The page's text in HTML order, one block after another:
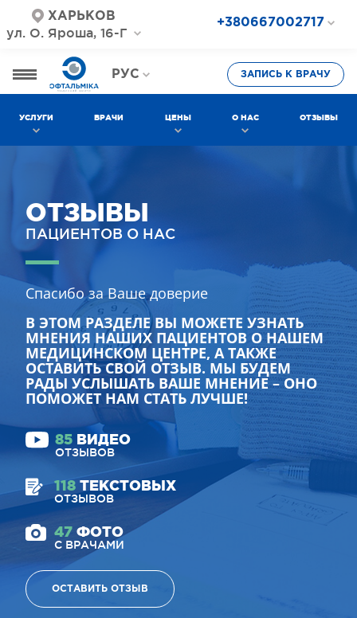
ХАРЬКОВ
ул. О. Яроша, 16-Г
+380667002717
+380577002717
РУС
УКР
ЗАПИСЬ К ВРАЧУ
УСЛУГИ ВРАЧИ ЦЕНЫ О НАС ОТЗЫВЫ
ОТЗЫВЫ
ПАЦИЕНТОВ О НАС
Спасибо за Ваше доверие
В ЭТОМ РАЗДЕЛЕ ВЫ МОЖЕТЕ УЗНАТЬ
МНЕНИЯ НАШИХ ПАЦИЕНТОВ О НАШЕМ
МЕДИЦИНСКОМ ЦЕНТРЕ, А ТАКЖЕ
ОСТАВИТЬ СВОЙ ОТЗЫВ. МЫ БУДЕМ
РАДЫ УСЛЫШАТЬ ВАШЕ МНЕНИЕ – ОНО
ПОМОЖЕТ НАМ СТАТЬ ЛУЧШЕ!
85 ВИДЕО
ОТЗЫВОВ
118 ТЕКСТОВЫХ
ОТЗЫВОВ
47 ФОТО
С ВРАЧАМИ
ОСТАВИТЬ ОТЗЫВ